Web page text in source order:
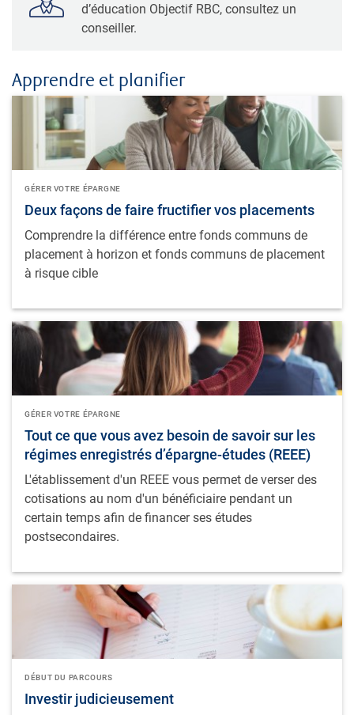
d’éducation Objectif RBC, consultez un
conseiller.
Apprendre et planifier
Deux façons de faire fructifier vos placements
GÉRER VOTRE ÉPARGNE
Comprendre la différence entre fonds communs de
placement à horizon et fonds communs de placement
à risque cible
Tout ce que vous avez besoin de savoir sur les
régimes enregistrés d’épargne-études (REEE)
GÉRER VOTRE ÉPARGNE
L'établissement d'un REEE vous permet de verser des
cotisations au nom d'un bénéficiaire pendant un
certain temps afin de financer ses études
postsecondaires.
​Investir judicieusement
DÉBUT DU PARCOURS